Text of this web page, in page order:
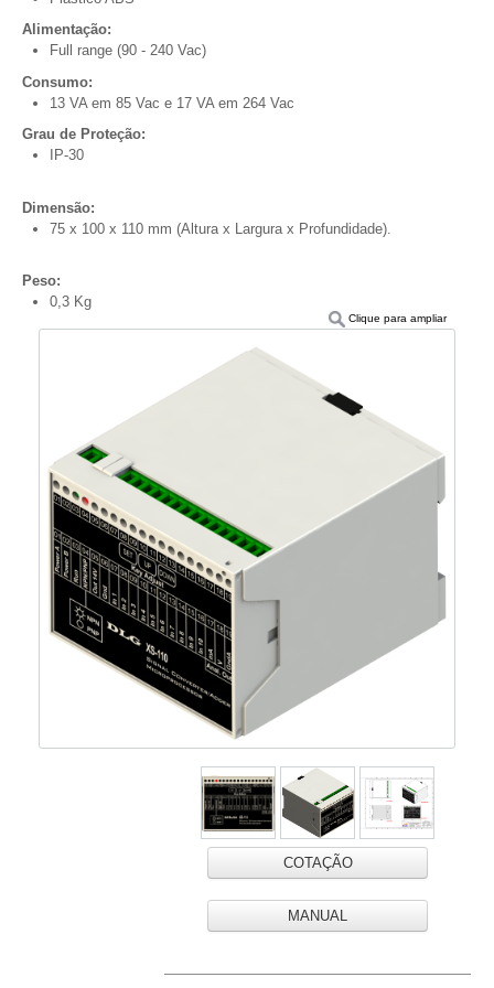
Alimentação:
Full range (90 - 240 Vac)
Consumo:
13 VA em 85 Vac e 17 VA em 264 Vac
Grau de Proteção:
IP-30
Dimensão:
75 x 100 x 110 mm (Altura x Largura x Profundidade).
Peso:
0,3 Kg
Clique para ampliar
COTAÇÃO
MANUAL